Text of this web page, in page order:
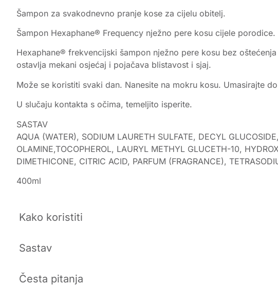
Šampon za svakodnevno pranje kose za cijelu obitelj.
Šampon Hexaphane® Frequency nježno pere kosu cijele porodice.
Hexaphane® frekvencijski šampon nježno pere kosu bez
ostavlja mekani osjećaj i pojačava blistavost i sjaj.
Može se koristiti svaki dan. Nanesite na mokru kosu. Umasirajte
U slučaju kontakta s očima, temeljito isperite.
SASTAV
AQUA (WATER), SODIUM LAURETH SULFATE, DECYL
OLAMINE,TOCOPHEROL, LAURYL METHYL GLUCETH-10,
DIMETHICONE, CITRIC ACID, PARFUM (FRAGRANCE),
400ml
Kako koristiti
Sastav
Česta pitanja